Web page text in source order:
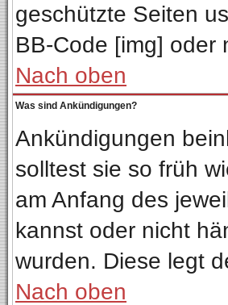
geschützte Seiten
BB-Code [img] oder
Nach oben
Was sind Ankündigungen?
Ankündigungen
solltest sie so früh
am Anfang des
kannst oder nicht
wurden. Diese legt
Nach oben